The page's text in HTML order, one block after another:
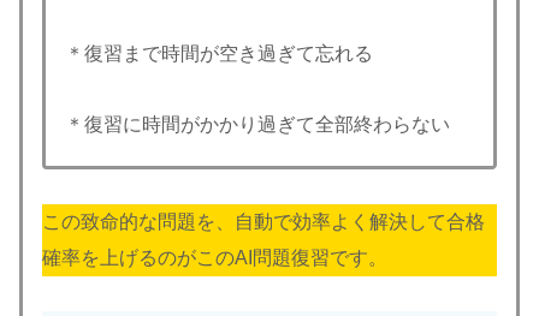
＊復習まで時間が空き過ぎて忘れる
＊復習に時間がかかり過ぎて全部終わらない
この致命的な問題を、自動で効率よく解決して合格
確率を上げるのがこのAI問題復習です。